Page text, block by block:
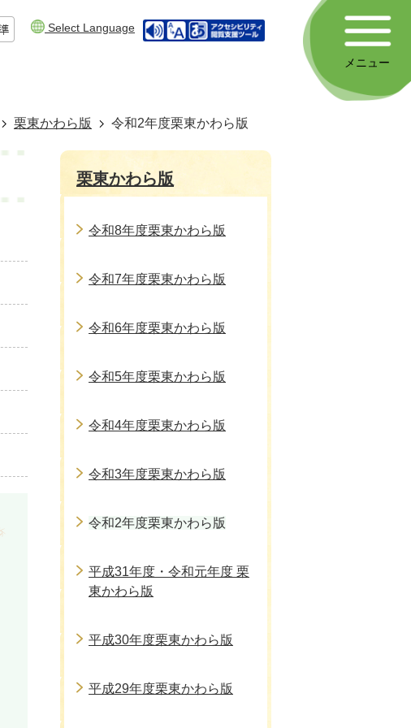
Select Language
メニュー
栗東かわら版 令和2年度栗東かわら版
栗東かわら版
令和8年度栗東かわら版
令和7年度栗東かわら版
令和6年度栗東かわら版
令和5年度栗東かわら版
令和4年度栗東かわら版
令和3年度栗東かわら版
令和2年度栗東かわら版
平成31年度・令和元年度 栗
東かわら版
平成30年度栗東かわら版
平成29年度栗東かわら版